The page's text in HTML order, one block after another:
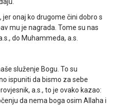
onaj ko drugome čini dobro s
mu je nagrada. Tome su nas
do Muhammeda, a.s.
služenje Bogu. To su
ispuniti da bismo za sebe
a.s., to je ovako kazao:
da nema boga osim Allaha i